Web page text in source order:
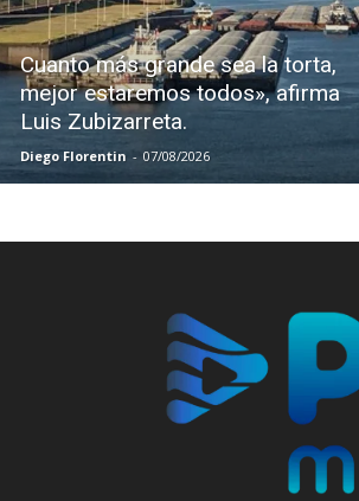
Cuanto más grande sea la torta,
mejor estaremos todos», afirma
Luis Zubizarreta.
Diego Florentin - 07/08/2026